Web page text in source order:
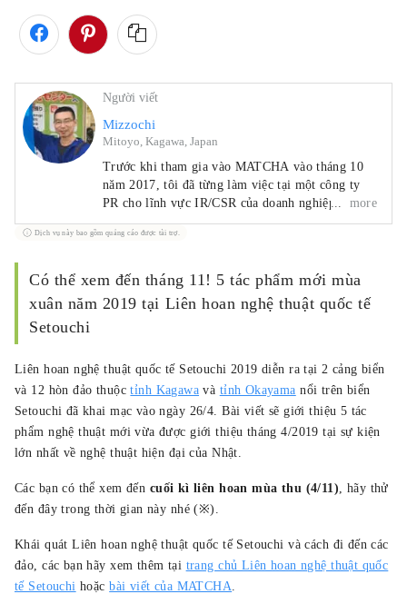
Người viết
Mizzochi
Mitoyo, Kagawa, Japan
Trước khi tham gia vào MATCHA vào tháng 10
năm 2017, tôi đã từng làm việc tại một công ty
PR cho lĩnh vực IR/CSR của doanh nghiệp và một
nhà xuất bản phát hành tạp chí tập trung vào hợp
tác quốc tế. Tháng 4 năm 2019, tôi chuyển đến
du khách ghé thăm Nhật Bản và cũng đóng góp
cho sự phát triển khu vực. Trọng tâm chính của
tôi là viết về dịch vụ internet, thuê xe, khách sạn
more
Dịch vụ này bao gồm quảng cáo được tài trợ.
Có thể xem đến tháng 11! 5 tác phẩm mới mùa
xuân năm 2019 tại Liên hoan nghệ thuật quốc tế
Setouchi
Liên hoan nghệ thuật quốc tế Setouchi 2019 diễn ra tại 2 cảng biển
và 12 hòn đảo thuộctỉnh Kagawa và tỉnh Okayama nổi trên biển
Setouchi đã khai mạc vào ngày 26/4. Bài viết sẽ giới thiệu 5 tác
phẩm nghệ thuật mới vừa được giới thiệu tháng 4/2019 tại sự kiện
lớn nhất về nghệ thuật hiện đại của Nhật.
Các bạn có thể xem đến cuối kì liên hoan mùa thu (4/11), hãy thử
đến đây trong thời gian này nhé (※).
Khái quát Liên hoan nghệ thuật quốc tế Setouchi và cách đi đến các
đảo, các bạn hãy xem thêm tại trang chủ Liên hoan nghệ thuật quốc
tế Setouchi hoặcbài viết của MATCHA.